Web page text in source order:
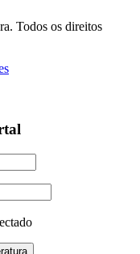
Todos os direitos